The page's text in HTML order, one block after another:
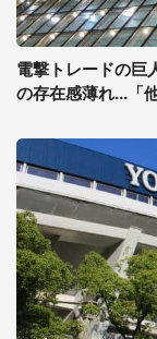
電撃トレードの巨
の存在感薄れ...「